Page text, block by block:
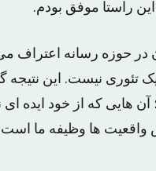
راستا موفق بودم.
در حوزه رسانه اعتراف
تئوری نیست. این نتیجه
هایی که از خود ایده
ها وظیفه ما است